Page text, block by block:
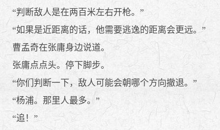
“判断敌人是在两百米左右开枪。”
“如果是近距离的话，他需要逃逸的距离会更远。”
曹孟奇在张庸身边说道。
张庸点点头。停下脚步。
“你们判断一下，敌人可能会朝哪个方向撤退。”
“杨浦。那里人最多。”
“追！”